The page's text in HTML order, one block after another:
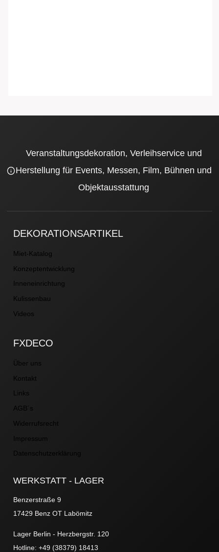
Veranstaltungsdekoration, Verleihservice und
Herstellung für Events, Messen, Film, Bühnen und
Objektausstattung
DEKORATIONSARTIKEL
Miet-Katalog
Konzeptentwicklung
Inneneinrichtung
Kulissenbau
Videos
FXDECO
Über uns
Kontakt
Links
AGB´s
Widerrufsrecht
Impressum
Datenschutzerklärung
WERKSTATT - LAGER
Benzerstraße 9
17429 Benz OT Labömitz
Lager Berlin - Herzbergstr. 120
Hotline: +49 (38379) 18413